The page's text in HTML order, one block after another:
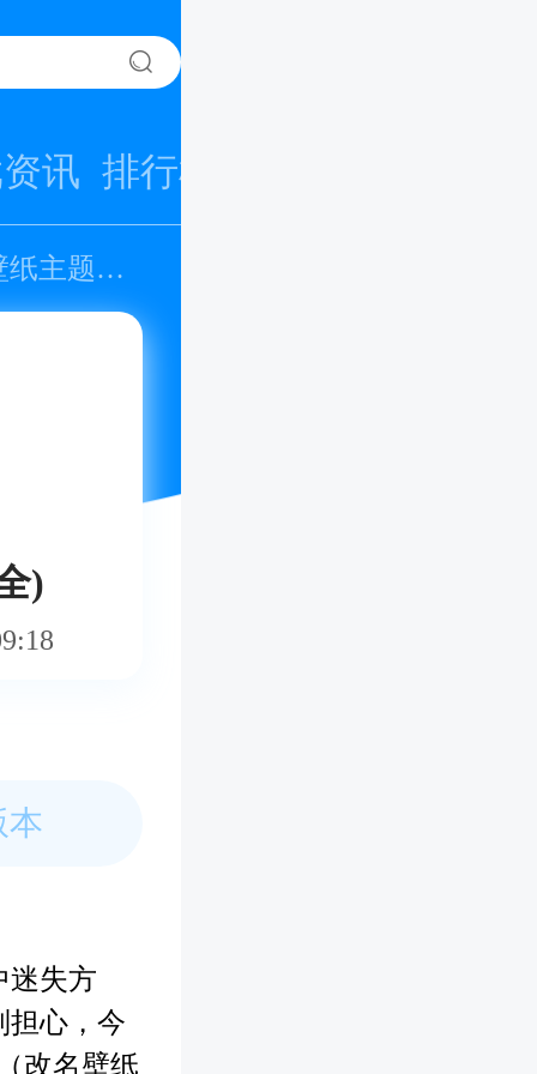
讯 排行榜
题大全)
)
本
迷失方
担心，今
改名壁纸